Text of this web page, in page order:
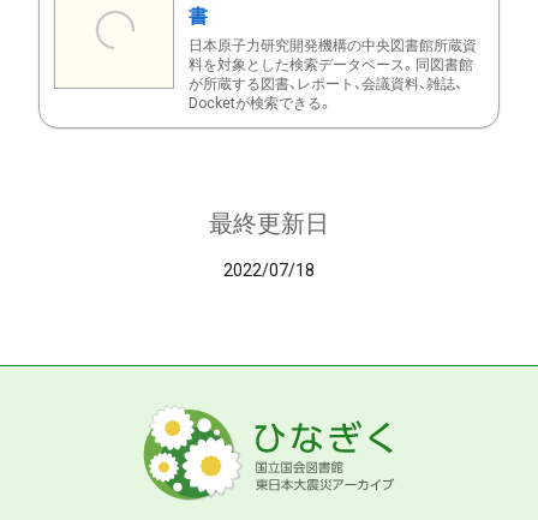
書
日本原子力研究開発機構の中央図書館所蔵資
料を対象とした検索データベース。同図書館
が所蔵する図書、レポート、会議資料、雑誌、
Docketが検索できる。
最終更新日
2022/07/18